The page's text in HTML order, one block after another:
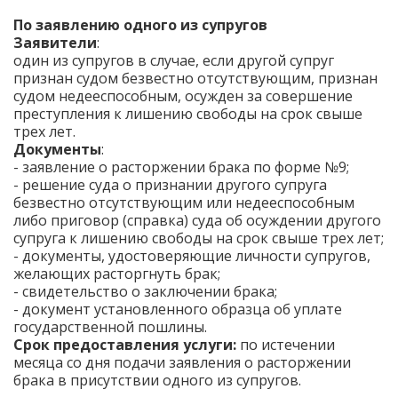
По заявлению одного из супругов
Заявители:
один из супругов в случае, если другой супруг
признан судом безвестно отсутствующим, признан
судом недееспособным, осужден за совершение
преступления к лишению свободы на срок свыше
трех лет.
Документы:
- заявление о расторжении брака по форме №9;
- решение суда о признании другого супруга
безвестно отсутствующим или недееспособным
либо приговор (справка) суда об осуждении другого
супруга к лишению свободы на срок свыше трех лет;
- документы, удостоверяющие личности супругов,
желающих расторгнуть брак;
- свидетельство о заключении брака;
- документ установленного образца об уплате
государственной пошлины.
Срок предоставления услуги: по истечении
месяца со дня подачи заявления о расторжении
брака в присутствии одного из супругов.